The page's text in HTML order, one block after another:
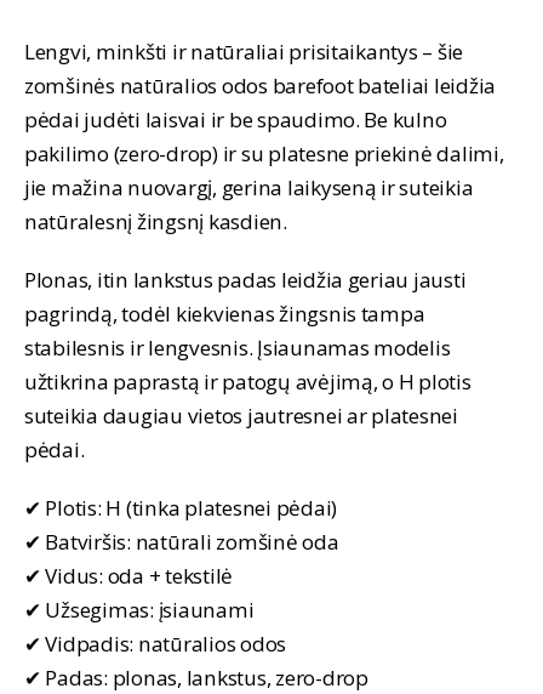
Lengvi, minkšti ir natūraliai prisitaikantys – šie
zomšinės natūralios odos barefoot bateliai leidžia
pėdai judėti laisvai ir be spaudimo. Be kulno
pakilimo (zero-drop) ir su platesne priekinė dalimi,
jie mažina nuovargį, gerina laikyseną ir suteikia
natūralesnį žingsnį kasdien.
Plonas, itin lankstus padas leidžia geriau jausti
pagrindą, todėl kiekvienas žingsnis tampa
stabilesnis ir lengvesnis. Įsiaunamas modelis
užtikrina paprastą ir patogų avėjimą, o H plotis
suteikia daugiau vietos jautresnei ar platesnei
pėdai.
✔ Plotis: H (tinka platesnei pėdai)
✔ Batviršis: natūrali zomšinė oda
✔ Vidus: oda + tekstilė
✔ Užsegimas: įsiaunami
✔ Vidpadis: natūralios odos
✔ Padas: plonas, lankstus, zero-drop